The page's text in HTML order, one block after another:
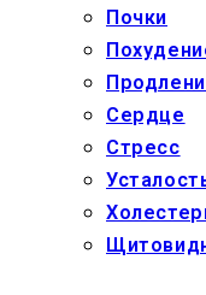
Почки
Сердце
Стресс